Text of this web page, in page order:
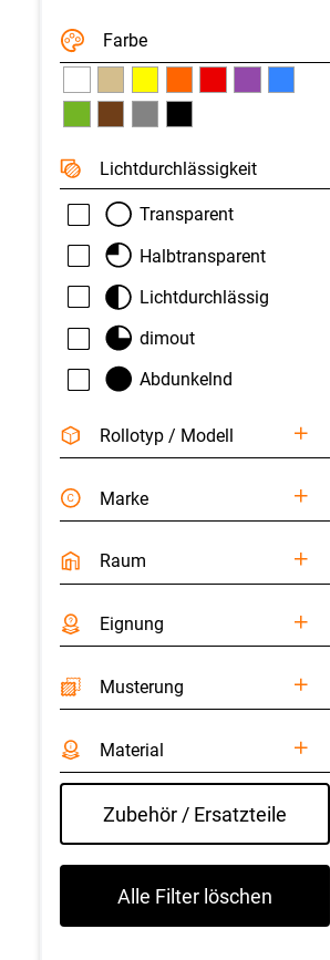
Farbe
Licht­durchlässigkeit
Transparent
Halbtransparent
Lichtdurchlässig
dimout
Abdunkelnd
Rollotyp / Modell
Marke
Raum
Eignung
Musterung
Material
Zubehör / Ersatzteile
Alle Filter löschen